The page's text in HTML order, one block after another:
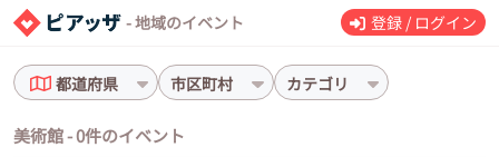
- 地域のイベント 登録 / ログイン
都道府県 市区町村 カテゴリ
美術館 - 0件のイベント